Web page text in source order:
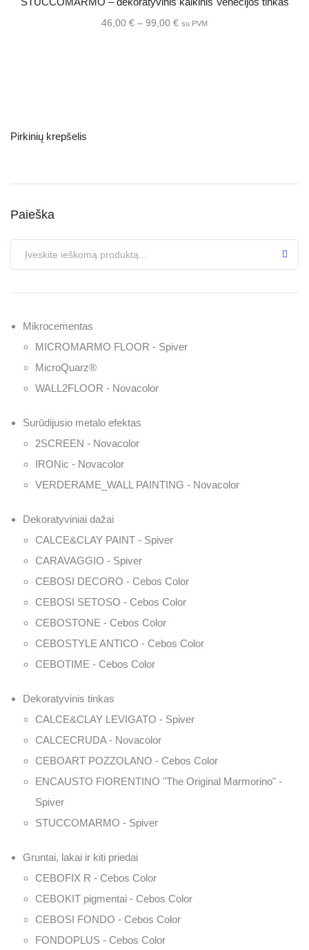
46,00 € – 99,00 € su PVM
Pirkinių krepšelis
Paieška
Mikrocementas
MICROMARMO FLOOR - Spiver
MicroQuarz®
WALL2FLOOR - Novacolor
Surūdijusio metalo efektas
2SCREEN - Novacolor
IRONic - Novacolor
VERDERAME_WALL PAINTING - Novacolor
Dekoratyviniai dažai
CALCE&CLAY PAINT - Spiver
CARAVAGGIO - Spiver
CEBOSI DECORO - Cebos Color
CEBOSI SETOSO - Cebos Color
CEBOSTONE - Cebos Color
CEBOSTYLE ANTICO - Cebos Color
CEBOTIME - Cebos Color
Dekoratyvinis tinkas
CALCE&CLAY LEVIGATO - Spiver
CALCECRUDA - Novacolor
CEBOART POZZOLANO - Cebos Color
ENCAUSTO FIORENTINO "The Original Marmorino" -
Spiver
STUCCOMARMO - Spiver
Gruntai, lakai ir kiti priedai
CEBOFIX R - Cebos Color
CEBOKIT pigmentai - Cebos Color
CEBOSI FONDO - Cebos Color
FONDOPLUS - Cebos Color